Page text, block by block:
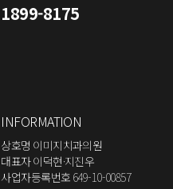
1899-8175
INFORMATION
상호명 이미지치과의원
대표자 이덕현·지진우
사업자등록번호 649-10-00857